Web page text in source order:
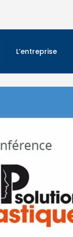
L’entreprise